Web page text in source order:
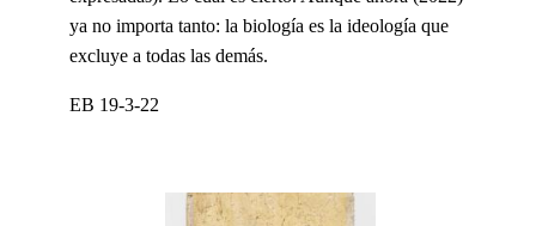
ya no importa tanto: la biología es la ideología que
excluye a todas las demás.
EB 19-3-22